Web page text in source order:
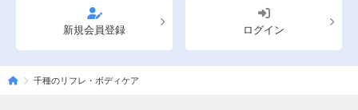
新規会員登録 ログイン
千種のリフレ・ボディケア